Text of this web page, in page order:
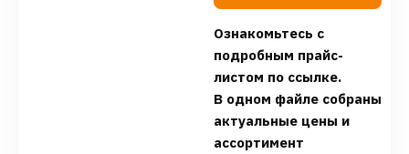
Ознакомьтесь с
подробным прайс-
листом по ссылке.
В одном файле собраны
актуальные цены и
ассортимент